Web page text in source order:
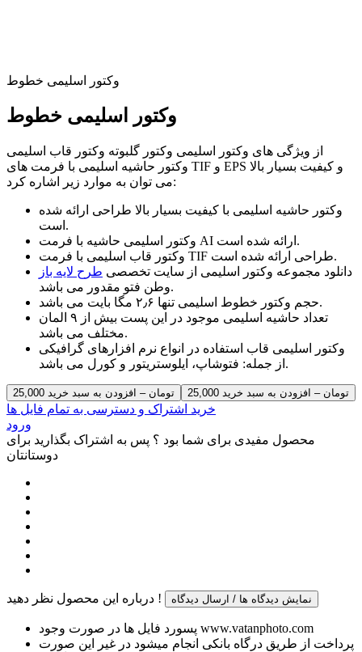
وکتور اسلیمی خطوط
وکتور اسلیمی خطوط
از ویژگی های وکتور اسلیمی وکتور گلبوته وکتور قاب اسلیمی
وکتور حاشیه اسلیمی با فرمت های TIF و EPS و کیفیت بسیار بالا
می توان به موارد زیر اشاره کرد:
وکتور حاشیه اسلیمی با کیفیت بسیار بالا طراحی ارائه شده
است.
وکتور اسلیمی حاشیه با فرمت AI ارائه شده است.
وکتور قاب اسلیمی با فرمت TIF طراحی ارائه شده است.
دانلود مجموعه وکتور اسلیمی از سایت تخصصی طرح لایه باز
وطن فتو مقدور می باشد.
حجم وکتور خطوط اسلیمی تنها ۲٫۶ مگا بایت می باشد.
تعداد حاشیه اسلیمی موجود در این پست بیش از ۹ المان
مختلف می باشد.
وکتور اسلیمی قاب استفاده در انواع نرم افزارهای گرافیکی
از جمله: فتوشاپ، ایلوستریتور و کورل می باشد.
25,000 تومان – افزودن به سبد خرید
خرید اشتراک و دسترسی به تمام فایل ها
ورود
محصول مفیدی برای شما بود ؟ پس به اشتراک بگذارید برای
دوستانتان
درباره این محصول نظر دهید ! نمایش دیدگاه ها / ارسال دیدگاه
پسورد فایل ها در صورت وجود www.vatanphoto.com
پرداخت از طریق درگاه بانکی انجام میشود در غیر این صورت